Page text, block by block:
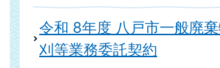
令和 8年度 八戸市一般廃
刈等業務委託契約